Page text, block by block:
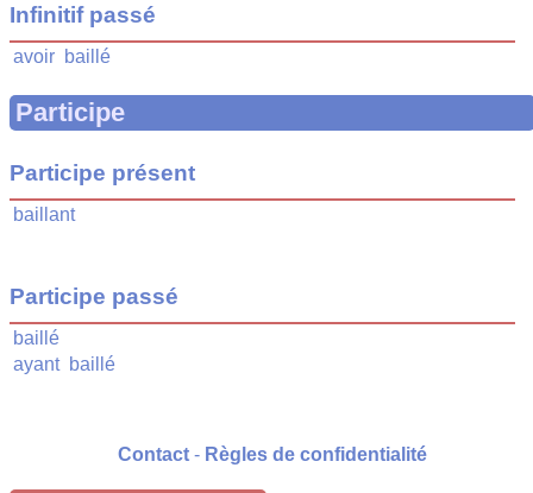
Infinitif passé
avoir baillé
Participe
Participe présent
baillant
Participe passé
baillé
ayant baillé
Contact - Règles de confidentialité